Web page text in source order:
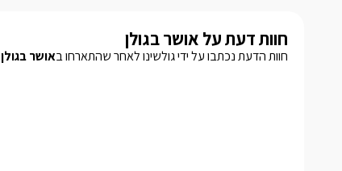
חוות דעת על אושר בגולן
חוות הדעת נכתבו על ידי גולשינו לאחר שהתארחו באושר בגולן